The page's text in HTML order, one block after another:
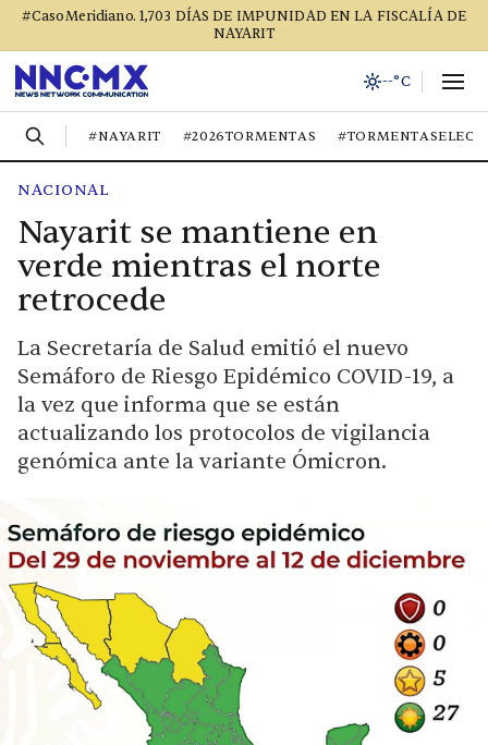
#CasoMeridiano. 1,703 DÍAS DE IMPUNIDAD EN LA FISCALÍA DE
NAYARIT
--°C
#NAYARIT #2026TORMENTAS
NACIONAL
Nayarit se mantiene en
verde mientras el norte
retrocede
La Secretaría de Salud emitió el nuevo
Semáforo de Riesgo Epidémico COVID-19, a
la vez que informa que se están
actualizando los protocolos de vigilancia
genómica ante la variante Ómicron.